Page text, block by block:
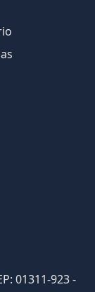
01311-923 -